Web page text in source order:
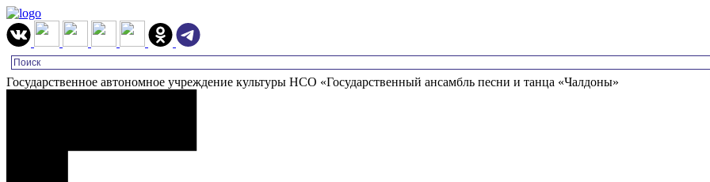
Государственное автономное учреждение культуры НСО «Государственный ансамбль песни и танца «Чалдоны»